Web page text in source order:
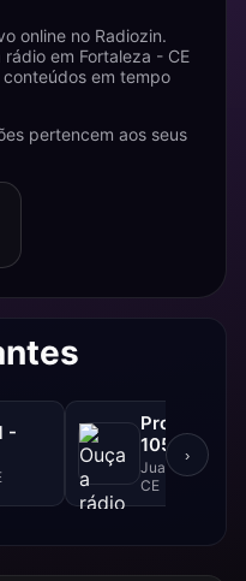
online no Radiozin.
em Fortaleza - CE
em tempo
pertencem aos seus
-
Progresso
105.1 FM
Juazeiro Do
CE
›